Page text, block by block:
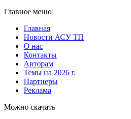
Главное меню
Главная
Новости АСУ ТП
О нас
Контакты
Авторам
Темы на 2026 г.
Партнеры
Реклама
Можно скачать